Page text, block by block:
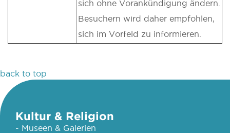
sich ohne Vorankündigung ändern.
Besuchern wird daher empfohlen,
sich im Vorfeld zu informieren.
back to top
Kultur & Religion
- Museen & Galerien